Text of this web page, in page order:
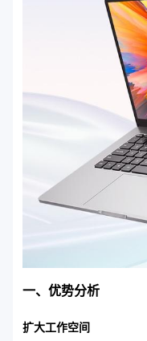
一、优势分析
扩大工作空间